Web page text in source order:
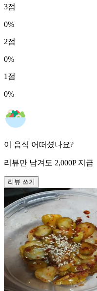
3점
0%
2점
0%
1 점
0%
이 음식 어떠셨나요?
리뷰만 남겨도 2,000P 지급
리뷰 쓰기